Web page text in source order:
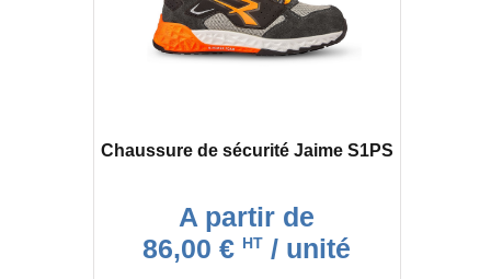
Chaussure de sécurité Jaime S1PS
A partir de
86,00 € HT / unité